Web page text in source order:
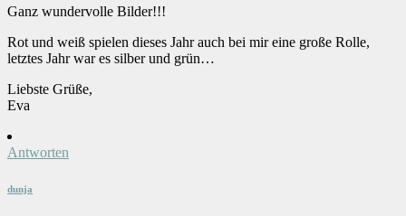
Ganz wundervolle Bilder!!!
Rot und weiß spielen dieses Jahr auch bei mir eine große Rolle,
letztes Jahr war es silber und grün…
Liebste Grüße,
Eva
Antworten
dunja